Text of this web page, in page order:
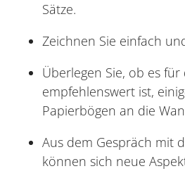
Sätze.
Zeichnen Sie einfach
Überlegen Sie, ob es
empfehlenswert ist,
Papierbögen an die
Aus dem Gespräch mit
können sich neue